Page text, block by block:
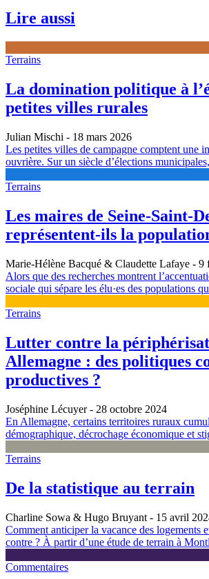
Lire aussi
Terrains
La domination politique à
petites villes rurales
Julian Mischi - 18 mars 2026
Les petites villes de campagne comptent une
ouvrière. Sur un siècle d’élections
Terrains
Les maires de Seine-Saint-
représentent-ils la
Marie-Hélène Bacqué & Claudette Lafaye - 9
Alors que des recherches montrent
sociale qui sépare les élu·es des populations
Terrains
Lutter contre la
Allemagne : des politiques
productives ?
Joséphine Lécuyer- 28 octobre 2024
En Allemagne, certains territoires ruraux
démographique, décrochage économique et
Terrains
De la statistique au terrain
Charline Sowa & Hugo Bruyant - 15 avril
Comment anticiper la vacance des logements
contre ? À partir d’une étude de terrain à
Commentaires